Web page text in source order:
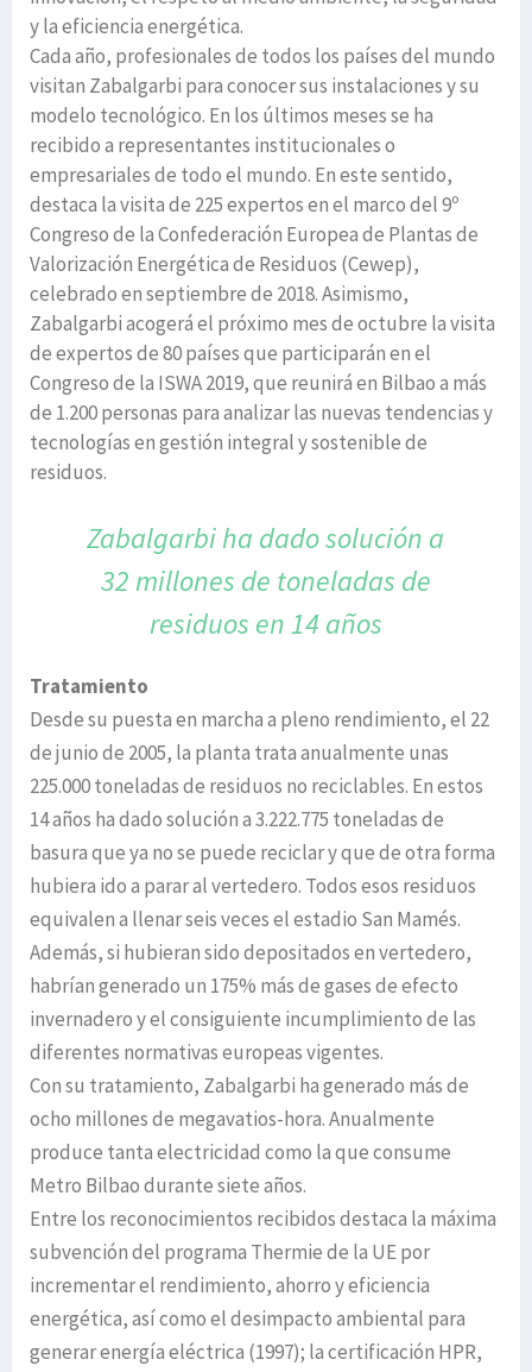
y la eficiencia energética.
Cada año, profesionales de todos los países del mundo
visitan Zabalgarbi para conocer sus instalaciones y su
modelo tecnológico. En los últimos meses se ha
recibido a representantes institucionales o
empresariales de todo el mundo. En este sentido,
destaca la visita de 225 expertos en el marco del 9º
Congreso de la Confederación Europea de Plantas de
Valorización Energética de Residuos (Cewep),
celebrado en septiembre de 2018. Asimismo,
Zabalgarbi acogerá el próximo mes de octubre la visita
de expertos de 80 países que participarán en el
Congreso de la ISWA 2019, que reunirá en Bilbao a más
de 1.200 personas para analizar las nuevas tendencias y
tecnologías en gestión integral y sostenible de
residuos.
Zabalgarbi ha dado solución a
32 millones de toneladas de
residuos en 14 años
Tratamiento
Desde su puesta en marcha a pleno rendimiento, el 22
de junio de 2005, la planta trata anualmente unas
225.000 toneladas de residuos no reciclables. En estos
14 años ha dado solución a 3.222.775 toneladas de
basura que ya no se puede reciclar y que de otra forma
hubiera ido a parar al vertedero. Todos esos residuos
equivalen a llenar seis veces el estadio San Mamés.
Además, si hubieran sido depositados en vertedero,
habrían generado un 175% más de gases de efecto
invernadero y el consiguiente incumplimiento de las
diferentes normativas europeas vigentes.
Con su tratamiento, Zabalgarbi ha generado más de
ocho millones de megavatios-hora. Anualmente
produce tanta electricidad como la que consume
Metro Bilbao durante siete años.
Entre los reconocimientos recibidos destaca la máxima
subvención del programa Thermie de la UE por
incrementar el rendimiento, ahorro y eficiencia
energética, así como el desimpacto ambiental para
generar energía eléctrica (1997); la certificación HPR,